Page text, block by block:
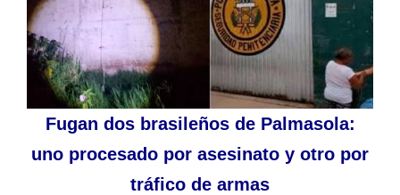
Fugan dos brasileños de Palmasola:
uno procesado por asesinato y otro por
tráfico de armas